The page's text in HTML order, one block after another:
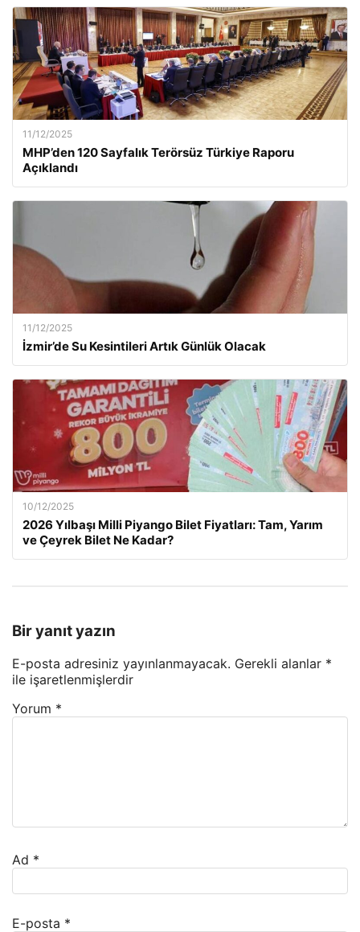
11/12/2025
MHP’den 120 Sayfalık Terörsüz Türkiye Raporu
Açıklandı
11/12/2025
İzmir’de Su Kesintileri Artık Günlük Olacak
10/12/2025
2026 Yılbaşı Milli Piyango Bilet Fiyatları: Tam, Yarım
ve Çeyrek Bilet Ne Kadar?
Bir yanıt yazın
E-posta adresiniz yayınlanmayacak. Gerekli alanlar *
ile işaretlenmişlerdir
Yorum *
Ad *
E-posta *